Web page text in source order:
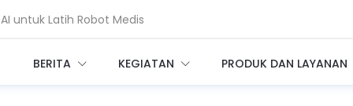
BERITA
KEGIATAN PRODUK DAN LAYANAN